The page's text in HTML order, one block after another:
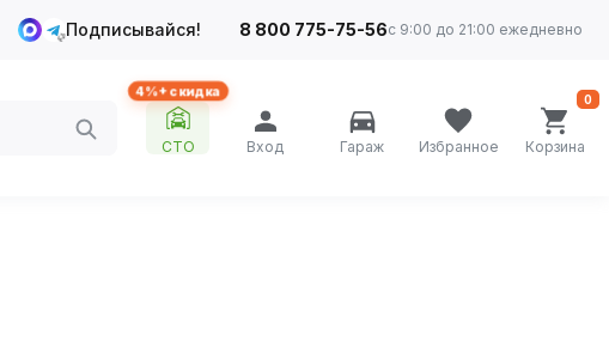
Подписывайся! 8 800 775-75-56с 9:00 до 21:00 ежедневно
4%+ скидка
СТО Вход Гараж Избранное Корзина
0